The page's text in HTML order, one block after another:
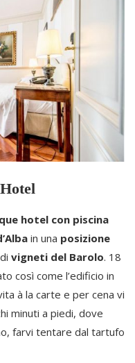
hotel con piscina
in una posizione
vigneti del Barolo. 18
così come l’edificio in
à la carte e per cena vi
minuti a piedi, dove
farvi tentare dal tartufo